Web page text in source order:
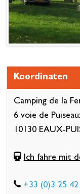
Koordinaten
Camping de la
6 voie de
10130 EAUX-
Ich fahre mit
+33 (0)3 25